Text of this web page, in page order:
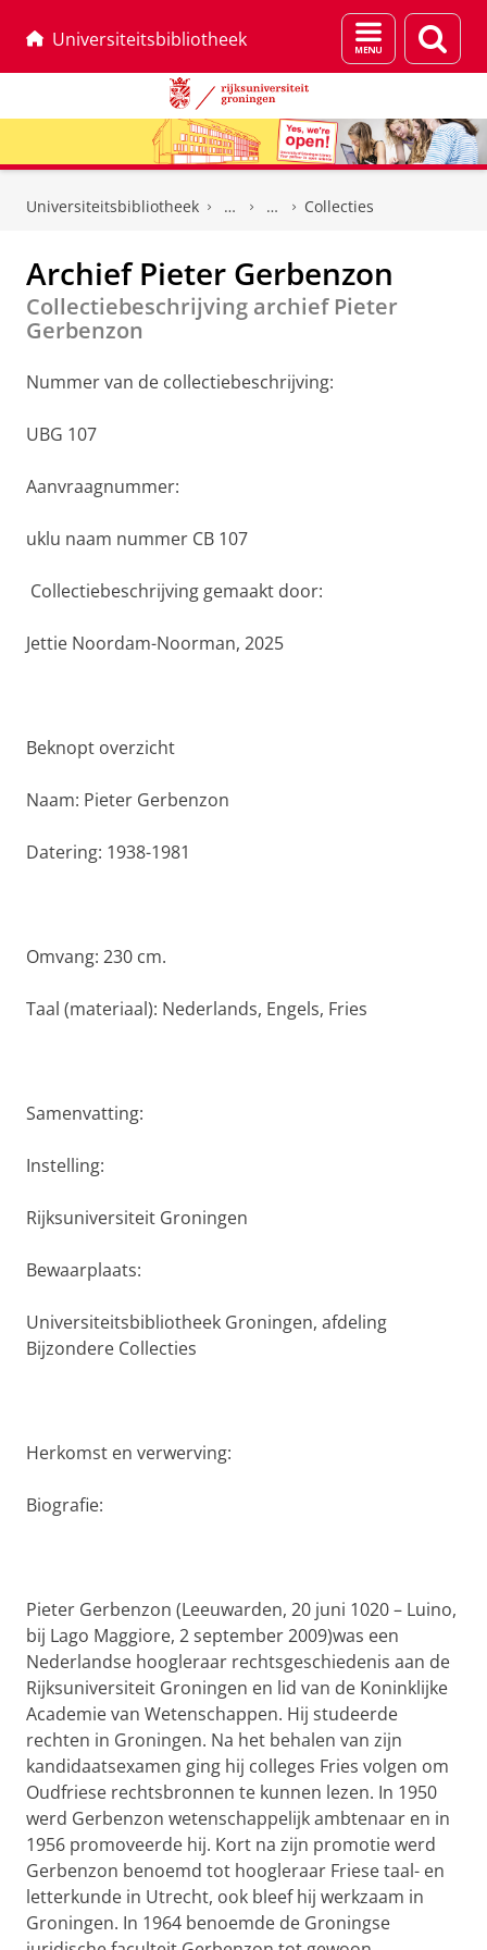
Universiteitsbibliotheek
Menu
en
Universiteitsbibliotheek Collecties
Archief Pieter Gerbenzon
Collectiebeschrijving archief Pieter
Gerbenzon
Nummer van de collectiebeschrijving:
UBG 107
Aanvraagnummer:
uklu naam nummer CB 107
Collectiebeschrijving gemaakt door:
Jettie Noordam-Noorman, 2025
Beknopt overzicht
Naam: Pieter Gerbenzon
Datering: 1938-1981
Omvang: 230 cm.
Taal (materiaal): Nederlands, Engels, Fries
Samenvatting:
Instelling:
Rijksuniversiteit Groningen
Bewaarplaats:
Universiteitsbibliotheek Groningen, afdeling
Bijzondere Collecties
Herkomst en verwerving:
Biografie:
Pieter Gerbenzon (Leeuwarden, 20 juni 1020 – Luino,
bij Lago Maggiore, 2 september 2009)was een
Nederlandse hoogleraar rechtsgeschiedenis aan de
Rijksuniversiteit Groningen en lid van de Koninklijke
Academie van Wetenschappen. Hij studeerde
rechten in Groningen. Na het behalen van zijn
kandidaatsexamen ging hij colleges Fries volgen om
Oudfriese rechtsbronnen te kunnen lezen. In 1950
werd Gerbenzon wetenschappelijk ambtenaar en in
1956 promoveerde hij. Kort na zijn promotie werd
Gerbenzon benoemd tot hoogleraar Friese taal- en
letterkunde in Utrecht, ook bleef hij werkzaam in
Groningen. In 1964 benoemde de Groningse